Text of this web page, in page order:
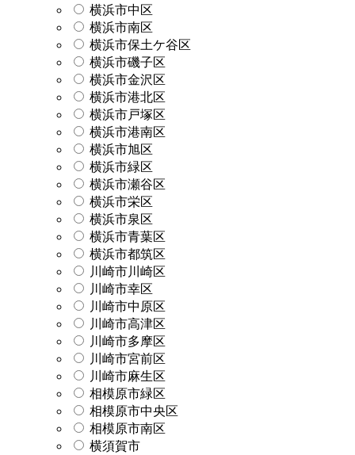
横浜市中区
横浜市南区
横浜市保土ケ谷区
横浜市磯子区
横浜市金沢区
横浜市港北区
横浜市戸塚区
横浜市港南区
横浜市旭区
横浜市緑区
横浜市瀬谷区
横浜市栄区
横浜市泉区
横浜市青葉区
横浜市都筑区
川崎市川崎区
川崎市幸区
川崎市中原区
川崎市高津区
川崎市多摩区
川崎市宮前区
川崎市麻生区
相模原市緑区
相模原市中央区
相模原市南区
横須賀市